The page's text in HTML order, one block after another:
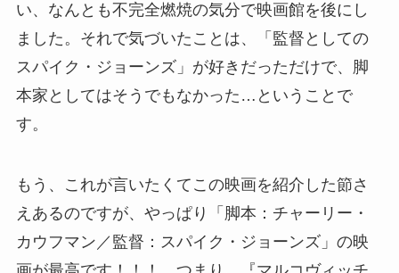
い、なんとも不完全燃焼の気分で映画館を後にし
ました。それで気づいたことは、「監督としての
スパイク・ジョーンズ」が好きだっただけで、脚
本家としてはそうでもなかった…ということで
す。
もう、これが言いたくてこの映画を紹介した節さ
えあるのですが、やっぱり「脚本：チャーリー・
カウフマン／監督：スパイク・ジョーンズ」の映